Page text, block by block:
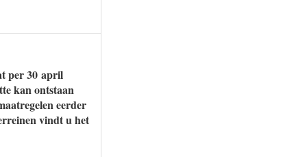
per 30 april
kan ontstaan
eerder
vindt u het